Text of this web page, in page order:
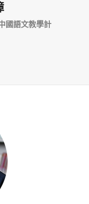
國語文教學計